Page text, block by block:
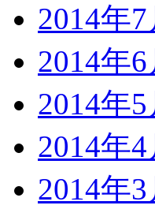
2014年7
2014年6
2014年5
2014年4
2014年3